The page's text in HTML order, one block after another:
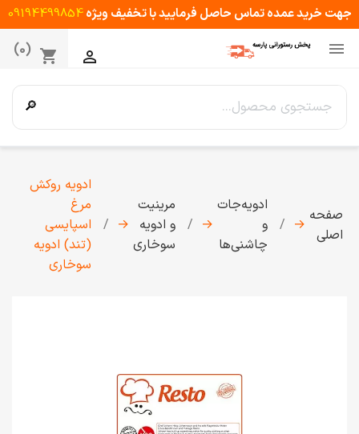
جهت خرید عمده تماس حاصل فرمایید با تخفیف ویژه09194499854

shopping_cart
(0) 
🔎
صفحه
اصلی
→
ادویه‌جات
و
چاشنی‌ها
→
مرینیت
و ادویه
سوخاری
→
ادویه روکش
مرغ
اسپایسی
(تند) ادویه
سوخاری